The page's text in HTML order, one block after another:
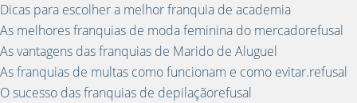
Dicas para escolher a melhor franquia de academia
As melhores franquias de moda feminina do mercadorefusal
As vantagens das franquias de Marido de Aluguel
As franquias de multas como funcionam e como evitar.refusal
O sucesso das franquias de depilaçãorefusal